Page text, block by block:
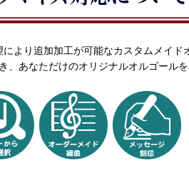
より追加加工が可能なカスタムメイド
、あなただけのオリジナルオルゴールを